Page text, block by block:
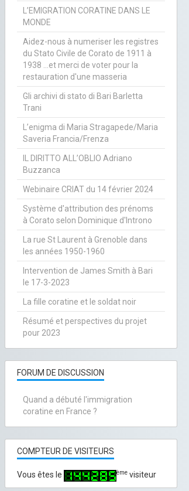
L’EMIGRATION CORATINE DANS LE
MONDE
Aidez-nous à numeriser les registres
du Stato Civile de Corato de 1911 à
1938 ...et merci de voter pour la
restauration d'une masseria
Gli archivi di stato di Bari Barletta
Trani
L’enigma di Maria Stragapede/Maria
Saveria Francia/Frenza
IL DIRITTO ALL’OBLIO Adriano
Buzzanca
Webinaire CRIAT du 14 février 2024
Système d'attribution des prénoms
à Corato selon Dominique d'Introno
La rue St Laurent à Grenoble dans
les années 1950-1960
Intervention de James Smith à Bari
le 17-3-2023
La fille coratine et le soldat noir
Résumé et perspectives du projet
pour 2023
FORUM DE DISCUSSION
Quand a débuté l'immigration
coratine en France ?
COMPTEUR DE VISITEURS
Vous êtes le ème visiteur